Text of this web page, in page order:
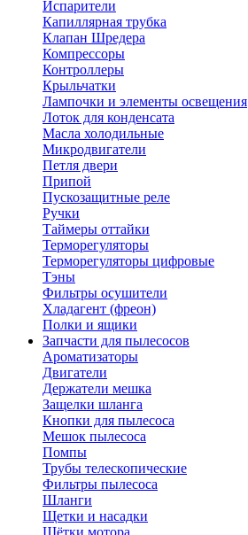
Испарители
Капиллярная трубка
Клапан Шредера
Компрессоры
Контроллеры
Крыльчатки
Лампочки и элементы освещения
Лоток для конденсата
Масла холодильные
Микродвигатели
Петля двери
Припой
Пускозащитные реле
Ручки
Таймеры оттайки
Терморегуляторы
Терморегуляторы цифровые
Тэны
Фильтры осушители
Хладагент (фреон)
Полки и ящики
Запчасти для пылесосов
Ароматизаторы
Двигатели
Держатели мешка
Защелки шланга
Кнопки для пылесоса
Мешок пылесоса
Помпы
Трубы телескопические
Фильтры пылесоса
Шланги
Щетки и насадки
Щётки мотора